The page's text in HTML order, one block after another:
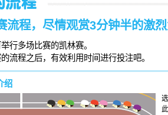
流程，尽情观赏3分钟半的激
行多场比赛的凯林赛。
的流程之后，有效利用时间进行投注吧。
绍